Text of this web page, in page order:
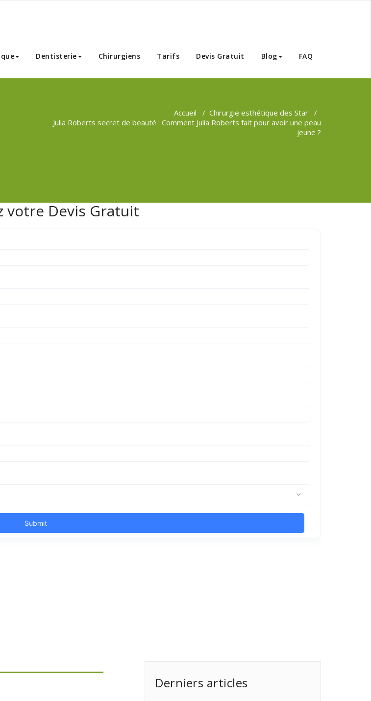
Dentisterie Chirurgiens Tarifs Devis Gratuit Blog FAQ
Accueil / Chirurgie esthétique des Star /
Julia Roberts secret de beauté : Comment Julia Roberts fait pour avoir une peau
jeune ?
votre Devis Gratuit
Derniers articles